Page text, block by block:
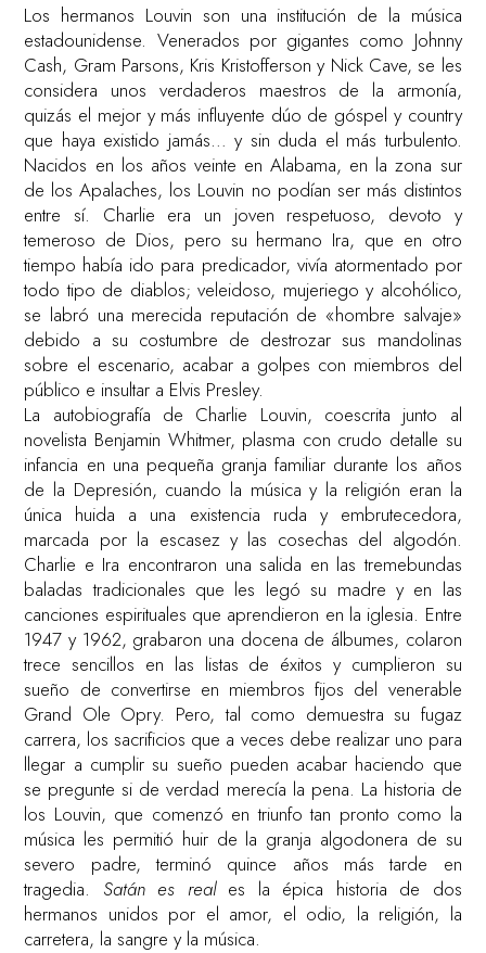
Los hermanos Louvin son una institución de la música
estadounidense. Venerados por gigantes como Johnny
Cash, Gram Parsons, Kris Kristofferson y Nick Cave, se les
considera unos verdaderos maestros de la armonía,
quizás el mejor y más influyente dúo de góspel y country
que haya existido jamás… y sin duda el más turbulento.
Nacidos en los años veinte en Alabama, en la zona sur
de los Apalaches, los Louvin no podían ser más distintos
entre sí. Charlie era un joven respetuoso, devoto y
temeroso de Dios, pero su hermano Ira, que en otro
tiempo había ido para predicador, vivía atormentado por
todo tipo de diablos; veleidoso, mujeriego y alcohólico,
se labró una merecida reputación de «hombre salvaje»
debido a su costumbre de destrozar sus mandolinas
sobre el escenario, acabar a golpes con miembros del
público e insultar a Elvis Presley.
La autobiografía de Charlie Louvin, coescrita junto al
novelista Benjamin Whitmer, plasma con crudo detalle su
infancia en una pequeña granja familiar durante los años
de la Depresión, cuando la música y la religión eran la
única huida a una existencia ruda y embrutecedora,
marcada por la escasez y las cosechas del algodón.
Charlie e Ira encontraron una salida en las tremebundas
baladas tradicionales que les legó su madre y en las
canciones espirituales que aprendieron en la iglesia. Entre
1947 y 1962, grabaron una docena de álbumes, colaron
trece sencillos en las listas de éxitos y cumplieron su
sueño de convertirse en miembros fijos del venerable
Grand Ole Opry. Pero, tal como demuestra su fugaz
carrera, los sacrificios que a veces debe realizar uno para
llegar a cumplir su sueño pueden acabar haciendo que
se pregunte si de verdad merecía la pena. La historia de
los Louvin, que comenzó en triunfo tan pronto como la
música les permitió huir de la granja algodonera de su
severo padre, terminó quince años más tarde en
tragedia. Satán es reales la épica historia de dos
hermanos unidos por el amor, el odio, la religión, la
carretera, la sangre y la música.